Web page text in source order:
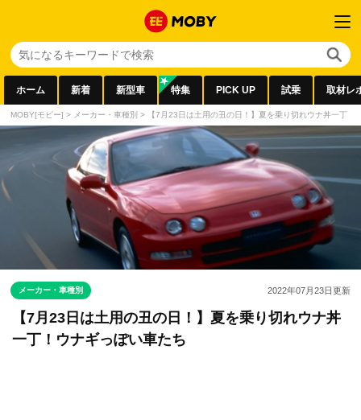
ホーム 新着 新型車 特集 PICK UP 試乗 取材レ
MOBY[モビー] > メーカー・車種別 > 【7月23日は土用の丑の日！】夏を乗り切れウナ丼一丁！
メーカー・車種別 2022年07月23日更新
【7月23日は土用の丑の日！】夏を乗り切れウナ丼
一丁！ウナギっぽい車たち